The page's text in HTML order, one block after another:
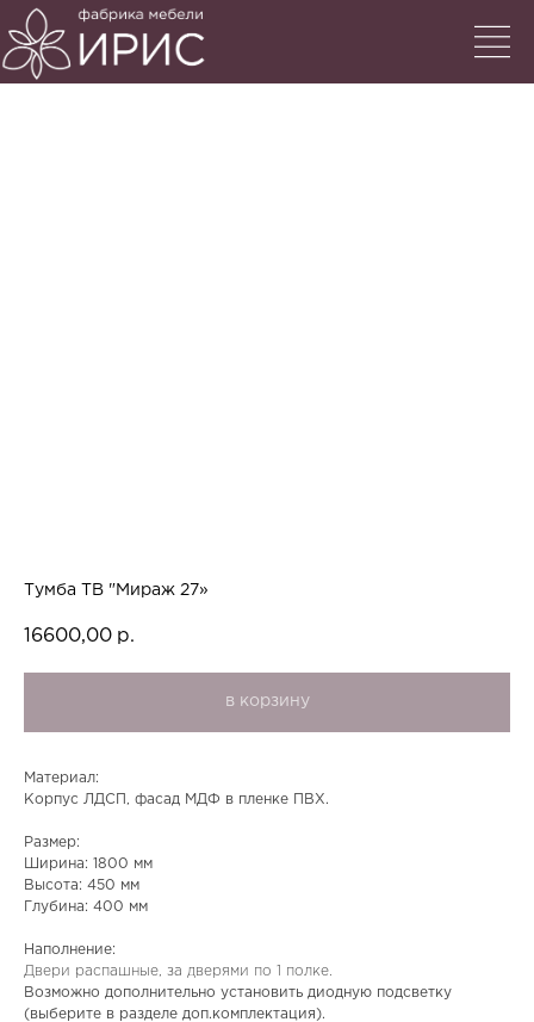
Тумба ТВ "Мираж 27»
16600,00 р.
в корзину
Материал:
Корпус ЛДСП, фасад МДФ в пленке ПВХ.
Размер:
Ширина: 1800 мм
Высота: 450 мм
Глубина: 400 мм
Наполнение:
Двери распашные, за дверями по 1 полке.
Возможно дополнительно установить диодную подсветку
(выберите в разделе доп.комплектация).